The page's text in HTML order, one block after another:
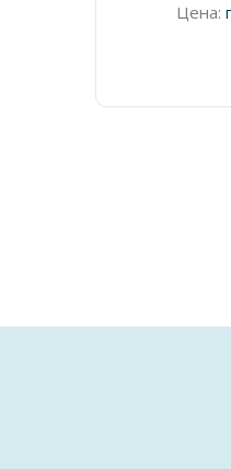
Цена: